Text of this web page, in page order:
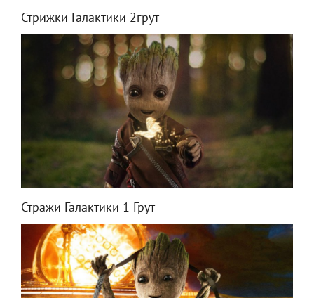
Стрижки Галактики 2грут
Стражи Галактики 1 Грут